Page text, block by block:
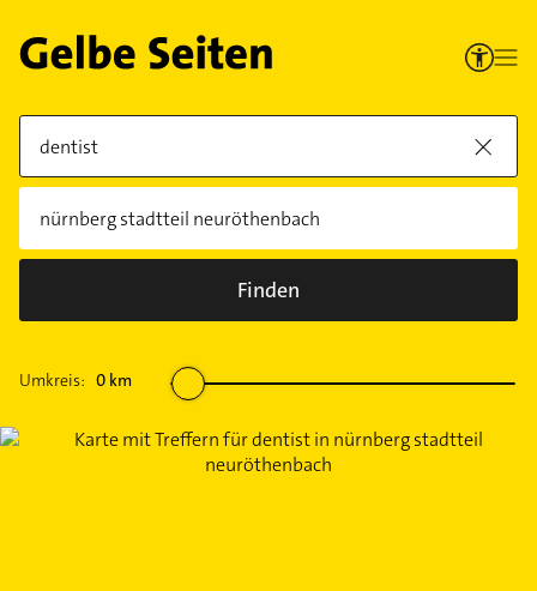
Finden
Umkreis: 0 km